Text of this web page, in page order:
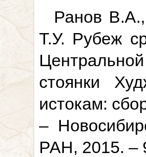
Ранов
Т.У. Рубеж
стоянки
истокам:
–
РАН, 2015. –